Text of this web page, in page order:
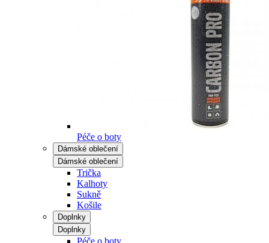
Péče o boty
Dámské oblečení
Dámské oblečení
Trička
Kalhoty
Sukně
Košile
Doplnky
Doplnky
Péče o boty